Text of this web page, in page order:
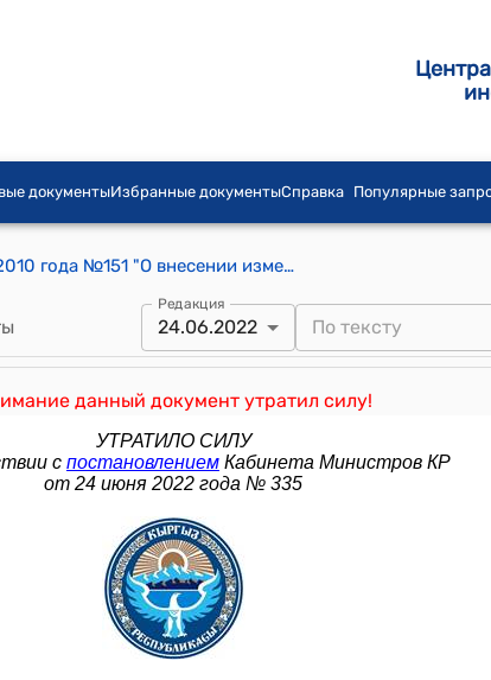
документыИзбранные документыСправка Популярные
Постановление Правительства КР от 6 августа 2010 года №151 "О внесении изменений в некоторые решения Правительства Кыргызской Республики
Редакция
24.06.2022
данный документ утратил силу!